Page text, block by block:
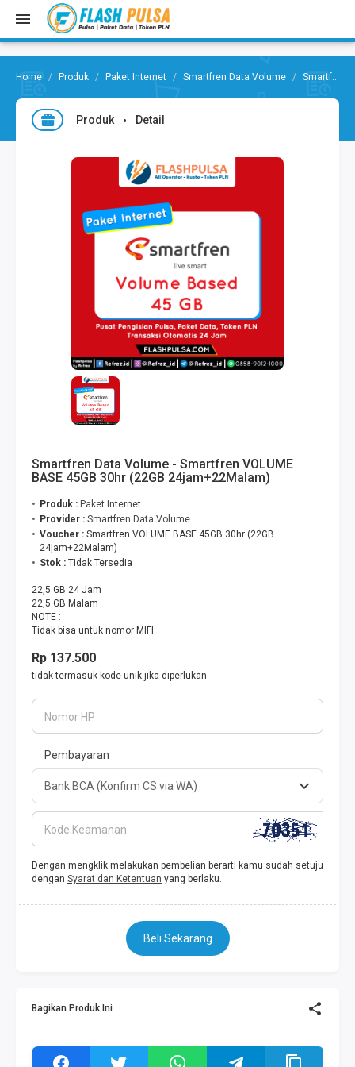
Produk Paket Internet Smartfren Data Volume Smartfren VOLUME BASE 45GB 30hr (22GB 24jam+22Malam)
Produk Detail
Smartfren Data Volume - Smartfren VOLUME
BASE 45GB 30hr (22GB 24jam+22Malam)
Produk : Paket Internet
Provider : Smartfren Data Volume
Voucher : Smartfren VOLUME BASE 45GB 30hr (22GB
24jam+22Malam)
Stok : Tidak Tersedia
22,5 GB 24 Jam
22,5 GB Malam
NOTE :
Tidak bisa untuk nomor MIFI
Rp 137.500
tidak termasuk kode unik jika diperlukan
Nomor HP
Pembayaran
Kode Keamanan
Dengan mengklik melakukan pembelian berarti kamu sudah setuju
dengan Syarat dan Ketentuan yang berlaku.
Beli Sekarang
Bagikan Produk Ini